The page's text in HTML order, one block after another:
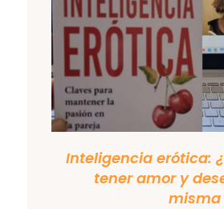
Inteligencia erótica:
tener amor y
misma